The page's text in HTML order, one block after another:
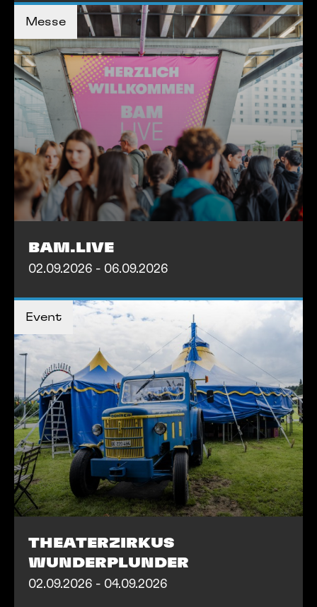
Messe
TICKETS KAUFEN
MEHR INFOS
MEHR INFOS
BAM.LIVE
02.09.2026 - 06.09.2026
Event
MEHR INFOS
MEHR INFOS
THEATERZIRKUS
WUNDERPLUNDER
02.09.2026 - 04.09.2026